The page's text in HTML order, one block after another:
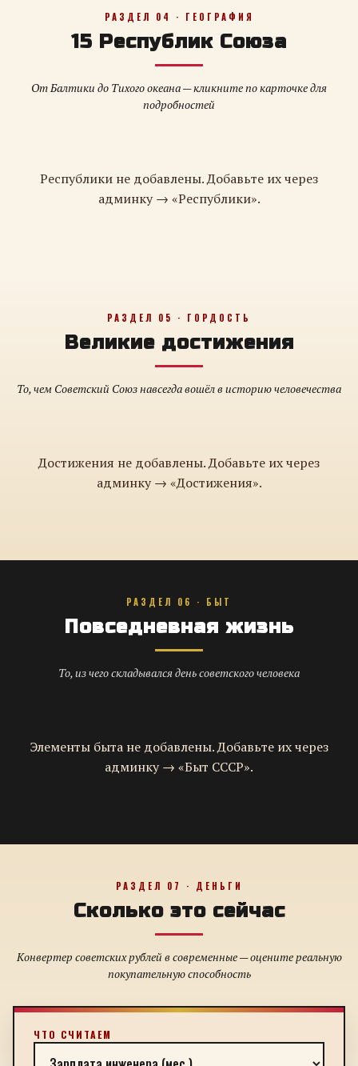
РАЗДЕЛ 04 · ГЕОГРАФИЯ
15 Республик Союза
От Балтики до Тихого океана — кликните по карточке для
подробностей
Республики не добавлены. Добавьте их через
админку → «Республики».
РАЗДЕЛ 05 · ГОРДОСТЬ
Великие достижения
То, чем Советский Союз навсегда вошёл в историю человечества
Достижения не добавлены. Добавьте их через
админку → «Достижения».
РАЗДЕЛ 06 · БЫТ
Повседневная жизнь
То, из чего складывался день советского человека
Элементы быта не добавлены. Добавьте их через
админку → «Быт СССР».
РАЗДЕЛ 07 · ДЕНЬГИ
Сколько это сейчас
Конвертер советских рублей в современные — оцените реальную
покупательную способность
ЧТО СЧИТАЕМ